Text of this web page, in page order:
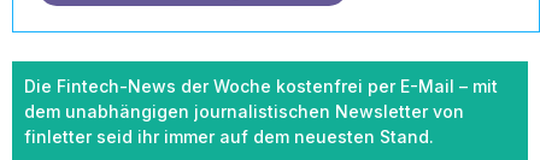
Die Fintech-News der Woche kostenfrei per E-Mail – mit
dem unabhängigen journalistischen Newsletter von
finletter seid ihr immer auf dem neuesten Stand.